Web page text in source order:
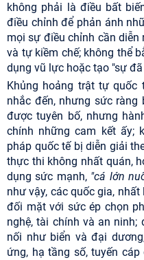
không phải là điều bất
điều chỉnh để phản ánh
mọi sự điều chỉnh cần diễn
và tự kiềm chế; không thể
dụng vũ lực hoặc tạo "sự đã
Khủng hoảng trật tự
nhắc đến, nhưng sức ràng
được tuyên bố, nhưng
chính những cam kết ấy;
pháp quốc tế bị diễn giải
thực thi không nhất quán,
dụng sức mạnh, "cá lớn
như vậy, các quốc gia,
đối mặt với sức ép chọn
nghệ, tài chính và an
nối như biển và đại
ứng, hạ tầng số, tuyến